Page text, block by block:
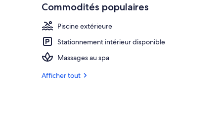
Commodités populaires
Piscine extérieure
Stationnement intérieur disponible
Massages au spa
Afficher tout